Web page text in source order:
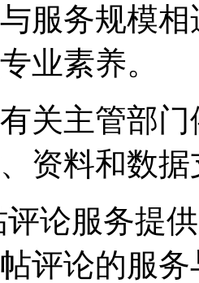
与服务规模
业素养。
有关主管部
资料和数
论服务提
评论的服